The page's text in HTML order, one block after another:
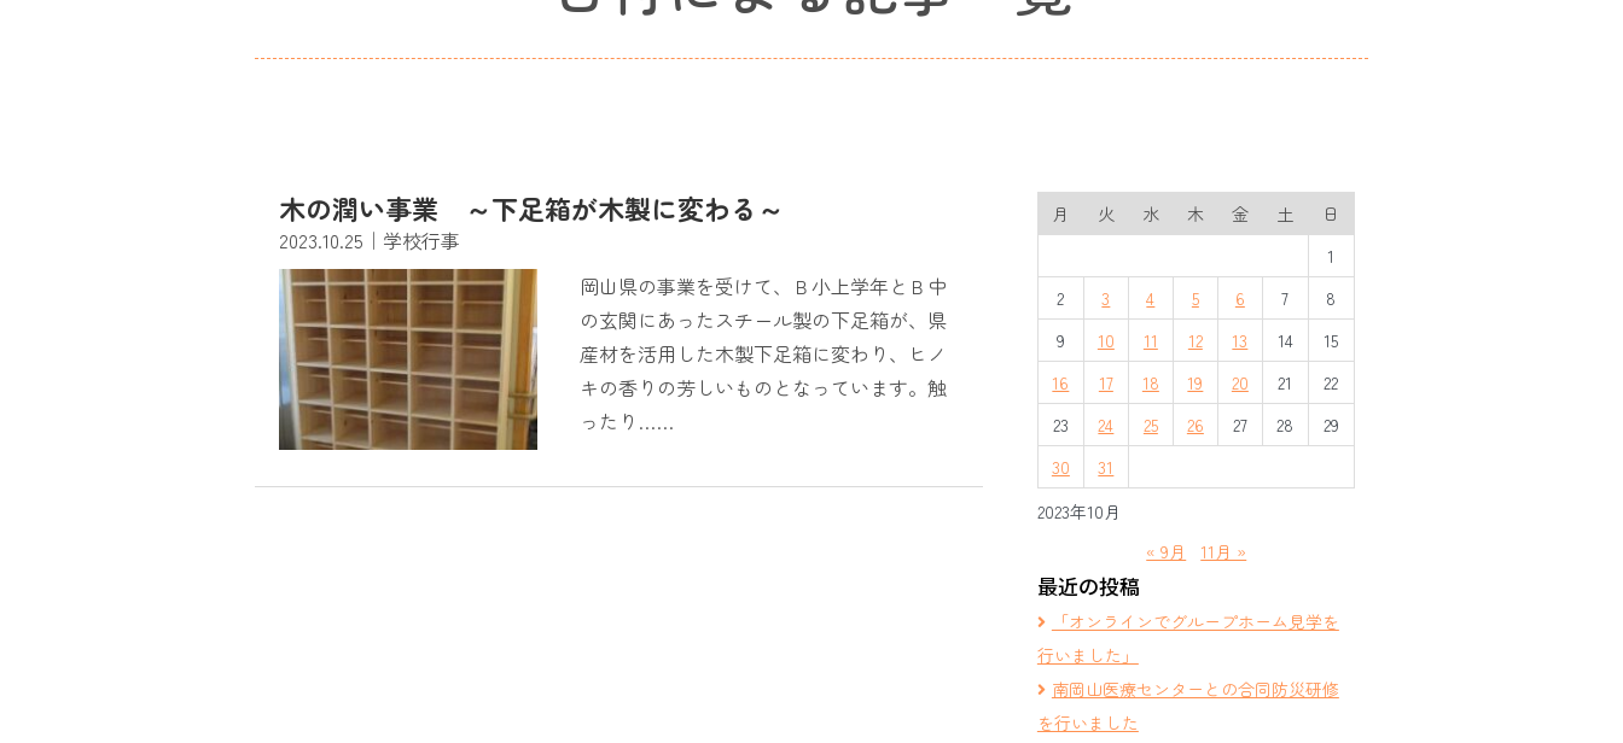
木の潤い事業 ～下足箱が木製に変わる～
2023.10.25 ｜学校行事
岡山県の事業を受けて、Ｂ小上学年とＢ中
の玄関にあったスチール製の下足箱が、県
産材を活用した木製下足箱に変わり、ヒノ
キの香りの芳しいものとなっています。触
ったり……
2023年10月
月 火 水 木 金 土
日
1
2
3 4 5 6 7
8
9
10 11 12 13 14
15
16
17 18 19 20 21
22
23
24 25 26 27 28
29
30
31
« 9月 11月 »
最近の投稿
「オンラインでグループホーム見学を
行いました」
南岡山医療センターとの合同防災研修
を行いました